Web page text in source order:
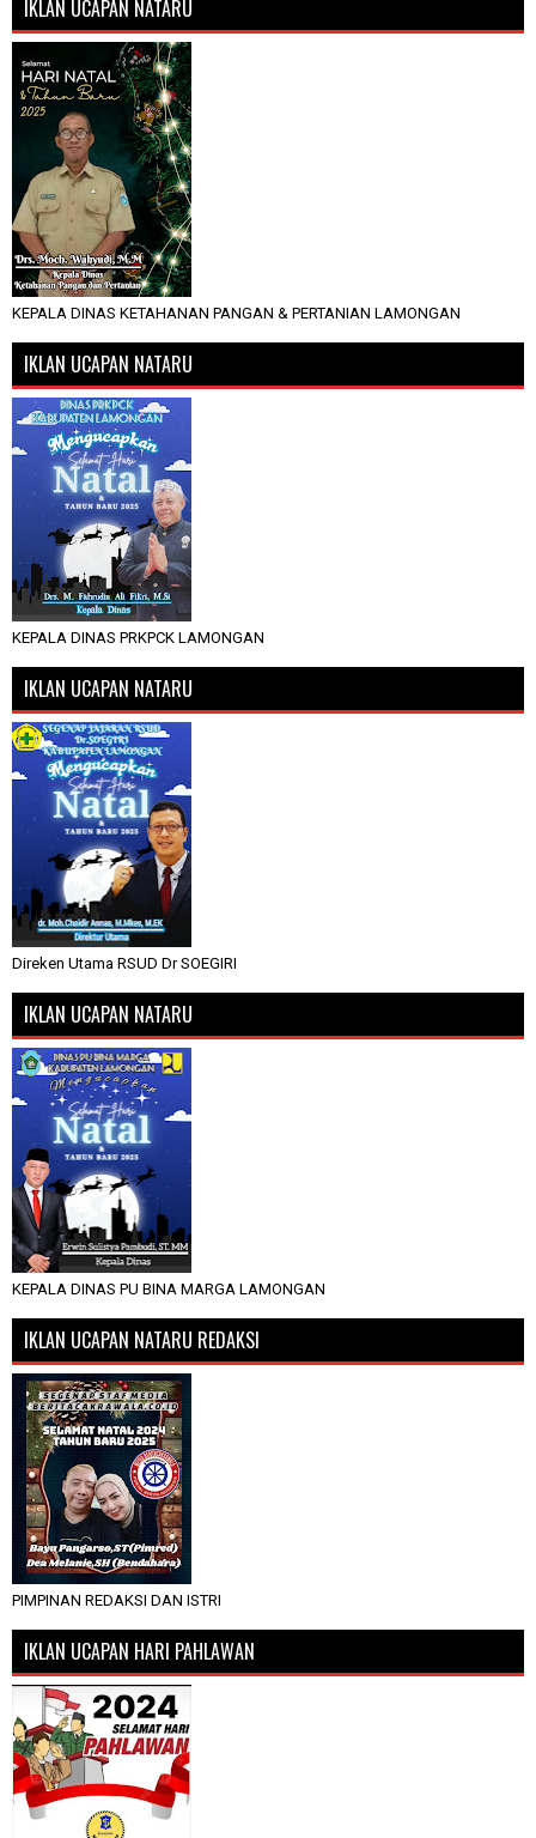
IKLAN UCAPAN NATARU
KEPALA DINAS KETAHANAN PANGAN & PERTANIAN LAMONGAN
IKLAN UCAPAN NATARU
KEPALA DINAS PRKPCK LAMONGAN
IKLAN UCAPAN NATARU
Direken Utama RSUD Dr SOEGIRI
IKLAN UCAPAN NATARU
KEPALA DINAS PU BINA MARGA LAMONGAN
IKLAN UCAPAN NATARU REDAKSI
PIMPINAN REDAKSI DAN ISTRI
IKLAN UCAPAN HARI PAHLAWAN